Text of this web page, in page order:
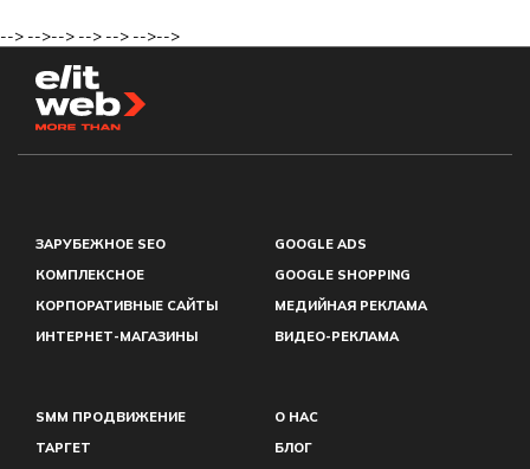
--> -->--> --> --> -->-->
ЗАРУБЕЖНОЕ SEO
КОМПЛЕКСНОЕ
КОРПОРАТИВНЫЕ САЙТЫ
ИНТЕРНЕТ-МАГАЗИНЫ
GOOGLE ADS
GOOGLE SHOPPING
МЕДИЙНАЯ РЕКЛАМА
ВИДЕО-РЕКЛАМА
SMM ПРОДВИЖЕНИЕ
ТАРГЕТ
О НАС
БЛОГ